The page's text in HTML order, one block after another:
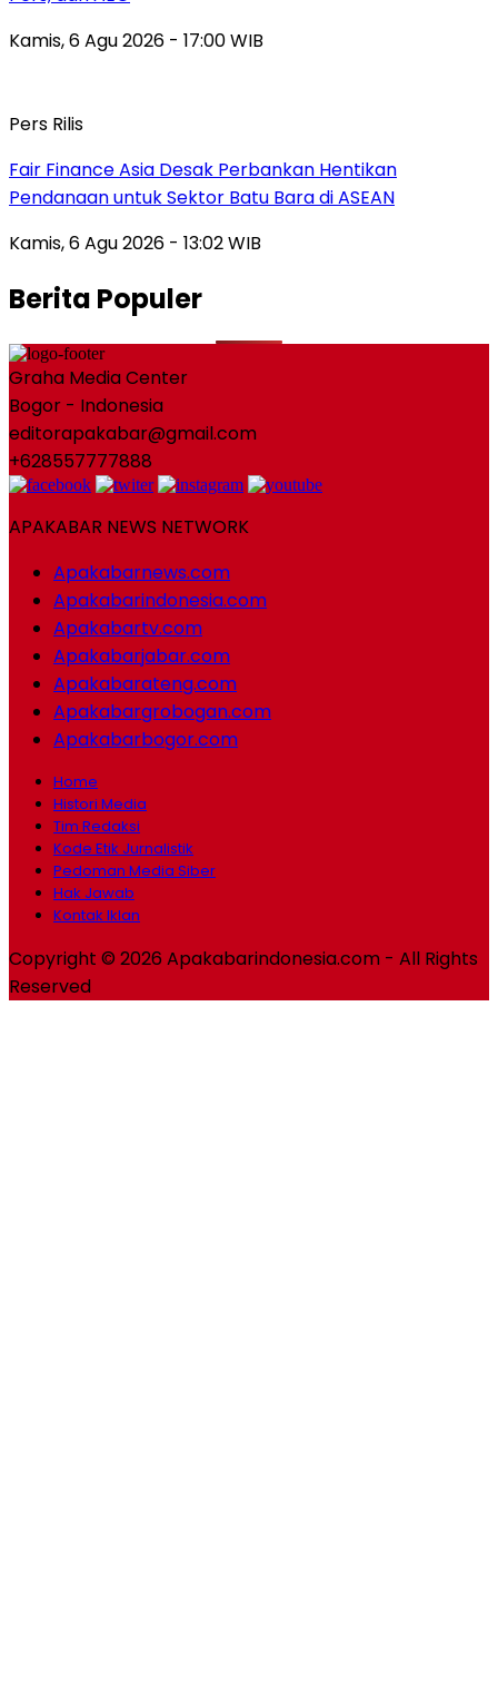
Kamis, 6 Agu 2026 - 17:00 WIB
Pers Rilis
Fair Finance Asia Desak Perbankan Hentikan
Pendanaan untuk Sektor Batu Bara di ASEAN
Kamis, 6 Agu 2026 - 13:02 WIB
Berita Populer
Graha Media Center
Bogor - Indonesia
editorapakabar@gmail.com
+628557777888
APAKABAR NEWS NETWORK
Apakabarnews.com
Apakabarindonesia.com
Apakabartv.com
Apakabarjabar.com
Apakabarateng.com
Apakabargrobogan.com
Apakabarbogor.com
Home
Histori Media
Tim Redaksi
Kode Etik Jurnalistik
Pedoman Media Siber
Hak Jawab
Kontak Iklan
Copyright © 2026 Apakabarindonesia.com - All Rights
Reserved